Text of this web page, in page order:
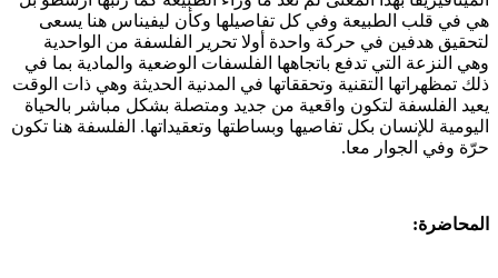
هي في قلب الطبيعة وفي كل تفاصيلها وكأن ليفيناس هنا يسعى
لتحقيق هدفين في حركة واحدة أولا تحرير الفلسفة من الواحدية
وهي النزعة التي تدفع باتجاهها الفلسفات الوضعية والمادية بما في
ذلك تمظهراتها التقنية وتحققاتها في المدنية الحديثة وهي ذات الوقت
يعيد الفلسفة لتكون واقعية من جديد ومتصلة بشكل مباشر بالحياة
اليومية للإنسان بكل تفاصيها وبساطتها وتعقيداتها. الفلسفة هنا تكون
حرّة وفي الجوار معا.
المحاضرة: